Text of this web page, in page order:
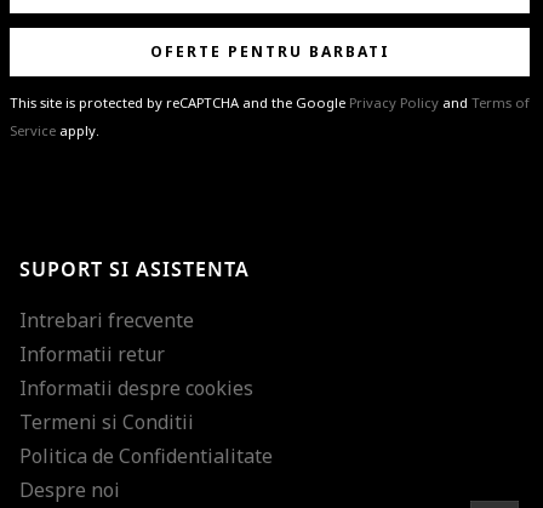
OFERTE PENTRU BARBATI
This site is protected by reCAPTCHA and the Google Privacy Policy and Terms of
Service apply.
ultimele tendinte in moda!
SUPORT SI ASISTENTA
Intrebari frecvente
Informatii retur
Informatii despre cookies
Termeni si Conditii
Politica de Confidentialitate
Despre noi